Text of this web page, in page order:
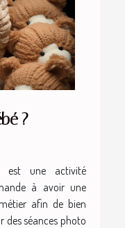
?
est une activité
à avoir une
afin de bien
des séances photo